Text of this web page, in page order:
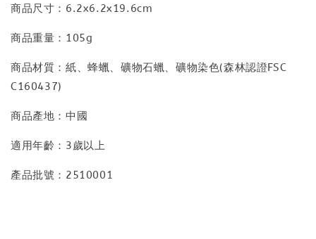
商品尺寸：6.2x6.2x19.6cm
商品重量：105g
商品材質：紙、蜂蠟、礦物石蠟、礦物染色(森林認證FSC
C160437)
商品產地：中國
適用年齡：3歲以上
產品批號：2510001